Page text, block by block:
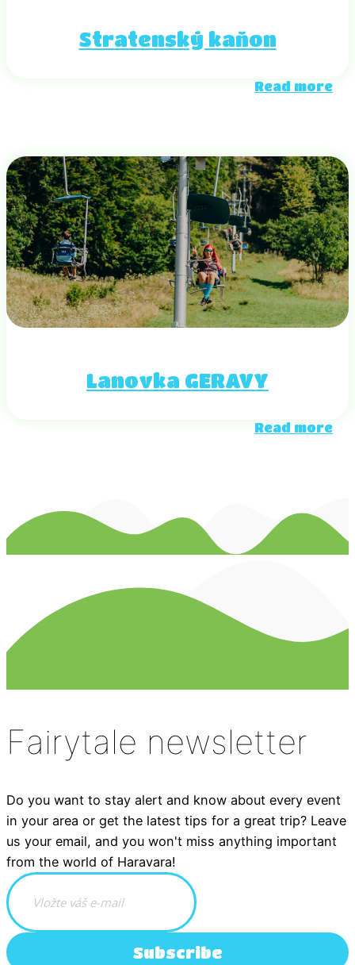
Stratenský kaňon
Read more
Lanovka GERAVY
Read more
Fairytale newsletter
Do you want to stay alert and know about every event
in your area or get the latest tips for a great trip? Leave
us your email, and you won't miss anything important
from the world of Haravara!
Subscribe